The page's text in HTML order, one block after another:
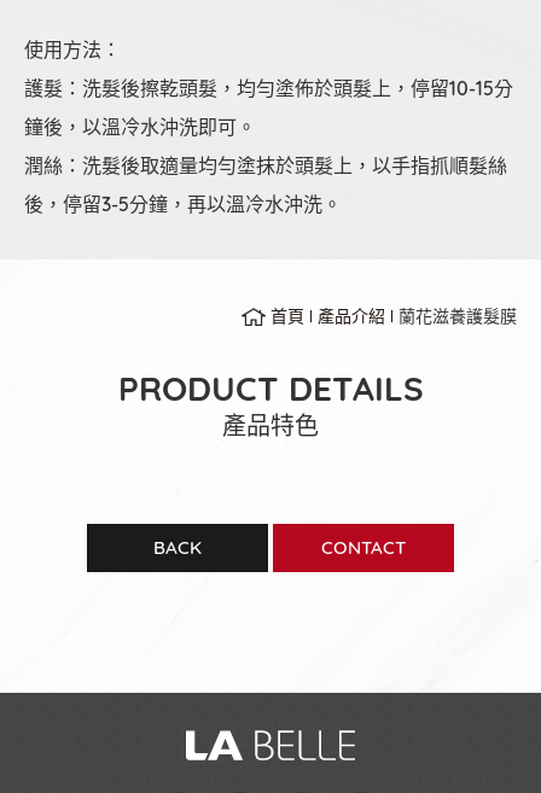
使用方法：
護髮：洗髮後擦乾頭髮，均勻塗佈於頭髮上，停留10-15分
鐘後，以溫冷水沖洗即可。
潤絲：洗髮後取適量均勻塗抹於頭髮上，以手指抓順髮絲
後，停留3-5分鐘，再以溫冷水沖洗。
首頁 產品介紹 蘭花滋養護髮膜
PRODUCT DETAILS
產品特色
BACK CONTACT